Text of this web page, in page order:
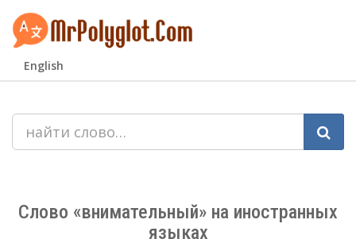
English
Слово «внимательный» на иностранных
языках